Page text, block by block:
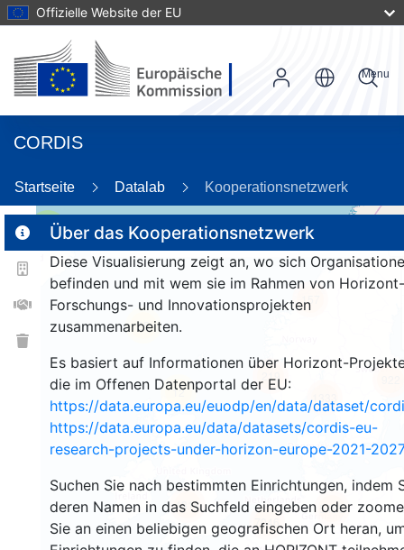
Offizielle Website der EU
CORDIS
Menu
Startseite Datalab Kooperationsnetzwerk
Über das Kooperationsnetzwerk
Diese Visualisierung zeigt an, wo sich
befinden und mit wem sie im Rahmen von Horizont-
Forschungs- und Innovationsprojekten
zusammenarbeiten.
Es basiert auf Informationen über Horizont-
die im Offenen Datenportal der EU:
https://data.europa.eu/euodp/en/data/dataset/
https://data.europa.eu/data/datasets/cordis-eu-
research-projects-under-horizon-europe-2021-2027
Suchen Sie nach bestimmten Einrichtungen, indem
deren Namen in das Suchfeld eingeben oder
Sie an einen beliebigen geografischen Ort heran,
12
25
2
219
157
1333
4818
7046
5455